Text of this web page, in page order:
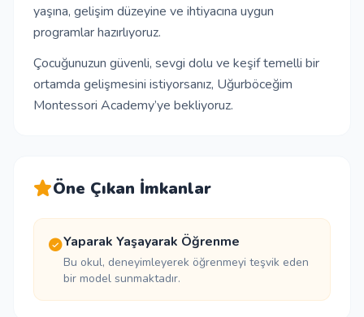
yaşına, gelişim düzeyine ve ihtiyacına uygun
programlar hazırlıyoruz.
Çocuğunuzun güvenli, sevgi dolu ve keşif temelli bir
ortamda gelişmesini istiyorsanız, Uğurböceğim
Montessori Academy’ye bekliyoruz.
Öne Çıkan İmkanlar
Yaparak Yaşayarak Öğrenme
Bu okul, deneyimleyerek öğrenmeyi teşvik eden
bir model sunmaktadır.